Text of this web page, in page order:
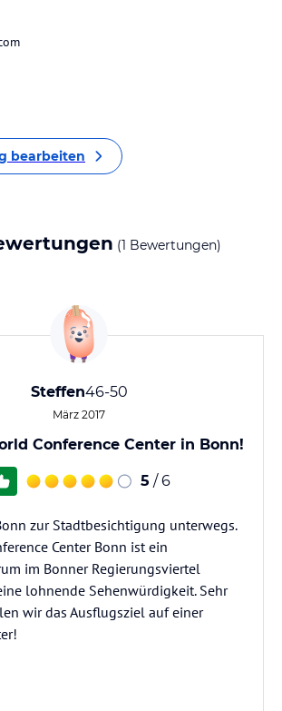
bearbeiten
(1 Bewertungen)
Steffen46-50
März 2017
Conference Center in Bonn!
5 / 6
zur Stadtbesichtigung unterwegs.
Center Bonn ist ein
im Bonner Regierungsviertel
lohnende Sehenwürdigkeit. Sehr
wir das Ausflugsziel auf einer